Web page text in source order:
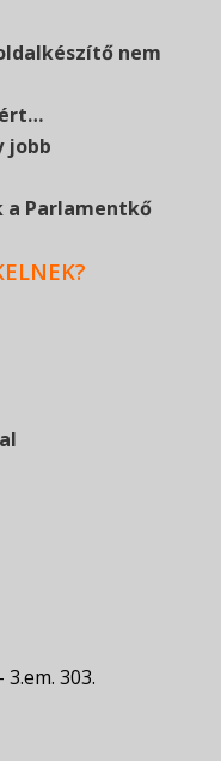
nem
jobb
a Parlamentkő
303.